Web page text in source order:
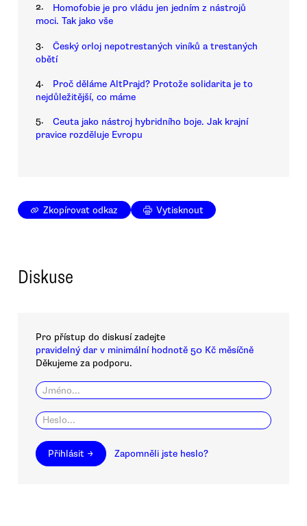
2.
Homofobie je pro vládu jen jedním z nástrojů
moci. Tak jako vše
3.
Český orloj nepotrestaných viníků a trestaných
obětí
4.
Proč děláme AltPrajd? Protože solidarita je to
nejdůležitější, co máme
5.
Ceuta jako nástroj hybridního boje. Jak krajní
pravice rozděluje Evropu
Zkopírovat odkaz Vytisknout
Diskuse
Pro přístup do diskusí zadejte
pravidelný dar v minimální hodnotě 50 Kč měsíčně
Děkujeme za podporu.
Přihlásit → Zapomněli jste heslo?